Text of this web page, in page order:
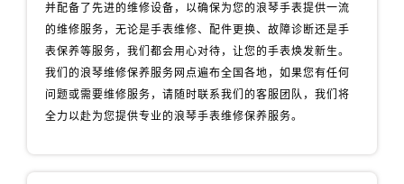
并配备了先进的维修设备，以确保为您的浪琴手表提供一流
的维修服务，无论是手表维修、配件更换、故障诊断还是手
表保养等服务，我们都会用心对待，让您的手表焕发新生。
我们的浪琴维修保养服务网点遍布全国各地，如果您有任何
问题或需要维修服务，请随时联系我们的客服团队，我们将
全力以赴为您提供专业的浪琴手表维修保养服务。